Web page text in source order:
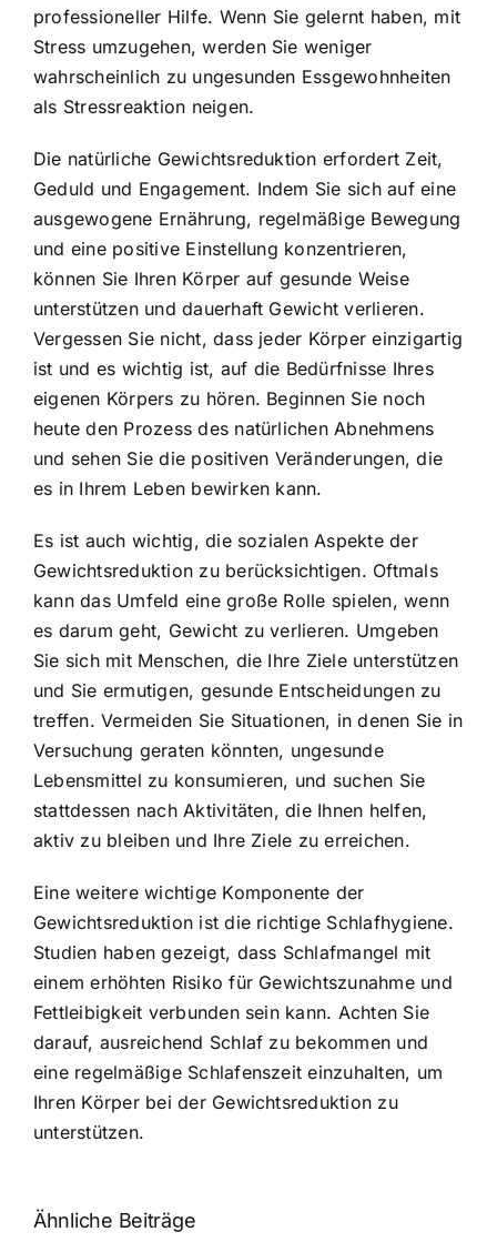
professioneller Hilfe. Wenn Sie gelernt haben, mit
Stress umzugehen, werden Sie weniger
wahrscheinlich zu ungesunden Essgewohnheiten
als Stressreaktion neigen.
Die natürliche Gewichtsreduktion erfordert Zeit,
Geduld und Engagement. Indem Sie sich auf eine
ausgewogene Ernährung, regelmäßige Bewegung
und eine positive Einstellung konzentrieren,
können Sie Ihren Körper auf gesunde Weise
unterstützen und dauerhaft Gewicht verlieren.
Vergessen Sie nicht, dass jeder Körper einzigartig
ist und es wichtig ist, auf die Bedürfnisse Ihres
eigenen Körpers zu hören. Beginnen Sie noch
heute den Prozess des natürlichen Abnehmens
und sehen Sie die positiven Veränderungen, die
es in Ihrem Leben bewirken kann.
Es ist auch wichtig, die sozialen Aspekte der
Gewichtsreduktion zu berücksichtigen. Oftmals
kann das Umfeld eine große Rolle spielen, wenn
es darum geht, Gewicht zu verlieren. Umgeben
Sie sich mit Menschen, die Ihre Ziele unterstützen
und Sie ermutigen, gesunde Entscheidungen zu
treffen. Vermeiden Sie Situationen, in denen Sie in
Versuchung geraten könnten, ungesunde
Lebensmittel zu konsumieren, und suchen Sie
stattdessen nach Aktivitäten, die Ihnen helfen,
aktiv zu bleiben und Ihre Ziele zu erreichen.
Eine weitere wichtige Komponente der
Gewichtsreduktion ist die richtige Schlafhygiene.
Studien haben gezeigt, dass Schlafmangel mit
einem erhöhten Risiko für Gewichtszunahme und
Fettleibigkeit verbunden sein kann. Achten Sie
darauf, ausreichend Schlaf zu bekommen und
eine regelmäßige Schlafenszeit einzuhalten, um
Ihren Körper bei der Gewichtsreduktion zu
unterstützen.
Ähnliche Beiträge
Neue THC-